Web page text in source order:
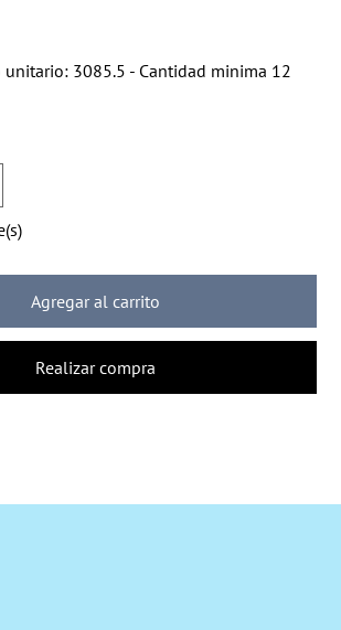
unitario: 3085.5 - Cantidad minima 12
Agregar al carrito
Realizar compra